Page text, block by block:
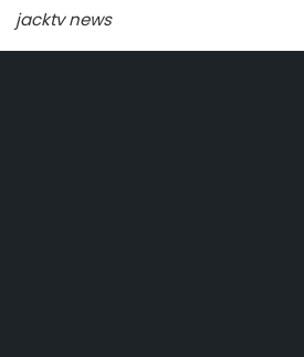
jacktv news